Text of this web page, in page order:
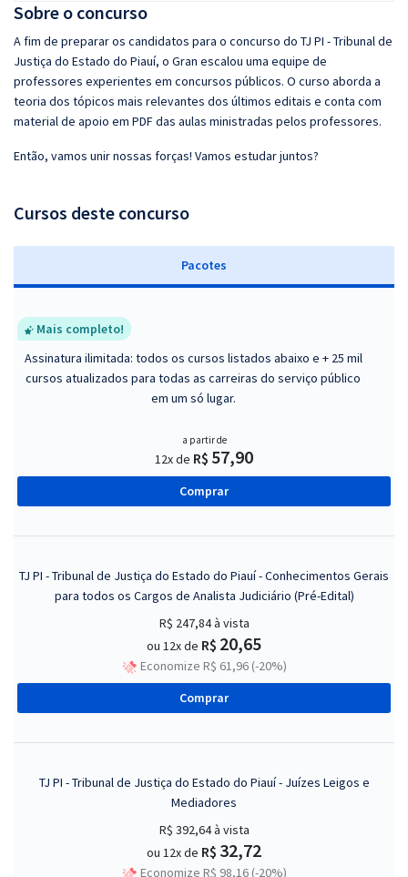
Sobre o concurso
A fim de preparar os candidatos para o concurso do TJ PI - Tribunal de
Justiça do Estado do Piauí, o Gran escalou uma equipe de
professores experientes em concursos públicos. O curso aborda a
teoria dos tópicos mais relevantes dos últimos editais e conta com
material de apoio em PDF das aulas ministradas pelos professores.
Então, vamos unir nossas forças! Vamos estudar juntos?
Cursos deste concurso
Pacotes
Mais completo!
Assinatura ilimitada: todos os cursos listados abaixo e + 25 mil
cursos atualizados para todas as carreiras do serviço público
em um só lugar.
a partir de
12x de R$ 57,90
Comprar
TJ PI - Tribunal de Justiça do Estado do Piauí - Conhecimentos Gerais
para todos os Cargos de Analista Judiciário (Pré-Edital)
R$ 247,84à vista
ou 12x de R$ 20,65
Economize R$ 61,96 (-20%)
Comprar
TJ PI - Tribunal de Justiça do Estado do Piauí - Juízes Leigos e
Mediadores
R$ 392,64à vista
ou 12x de R$ 32,72
Economize R$ 98,16 (-20%)